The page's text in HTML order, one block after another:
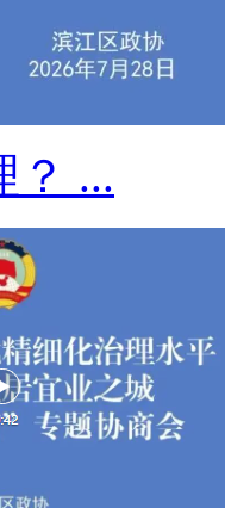
？ ...